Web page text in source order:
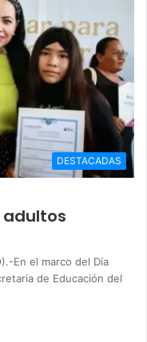
DESTACADAS
adultos
En el marco del Día
de Educación del